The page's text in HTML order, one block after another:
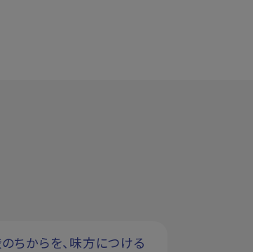
ちからを、味方につける